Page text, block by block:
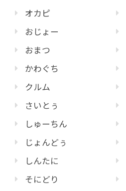
オカピ
おじょー
おまつ
かわぐち
クルム
さいとぅ
しゅーちん
じょんどぅ
しんたに
そにどり